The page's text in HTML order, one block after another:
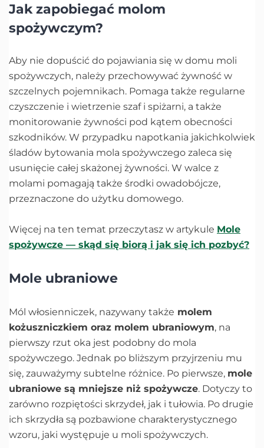
Jak zapobiegać molom
spożywczym?
Aby nie dopuścić do pojawiania się w domu moli
spożywczych, należy przechowywać żywność w
szczelnych pojemnikach. Pomaga także regularne
czyszczenie i wietrzenie szaf i spiżarni, a także
monitorowanie żywności pod kątem obecności
szkodników. W przypadku napotkania jakichkolwiek
śladów bytowania mola spożywczego zaleca się
usunięcie całej skażonej żywności. W walce z
molami pomagają także środki owadobójcze,
przeznaczone do użytku domowego.
Więcej na ten temat przeczytasz w artykule Mole
spożywcze — skąd się biorą i jak się ich pozbyć?
Mole ubraniowe
Mól włosienniczek, nazywany także molem
kożuszniczkiem oraz molem ubraniowym, na
pierwszy rzut oka jest podobny do mola
spożywczego. Jednak po bliższym przyjrzeniu mu
się, zauważymy subtelne różnice. Po pierwsze, mole
ubraniowe są mniejsze niż spożywcze. Dotyczy to
zarówno rozpiętości skrzydeł, jak i tułowia. Po drugie
ich skrzydła są pozbawione charakterystycznego
wzoru, jaki występuje u moli spożywczych.